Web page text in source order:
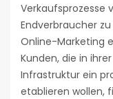
Verkaufsprozesse
Endverbraucher
Online-Marketing
Kunden, die in
Infrastruktur ein
etablieren wollen,